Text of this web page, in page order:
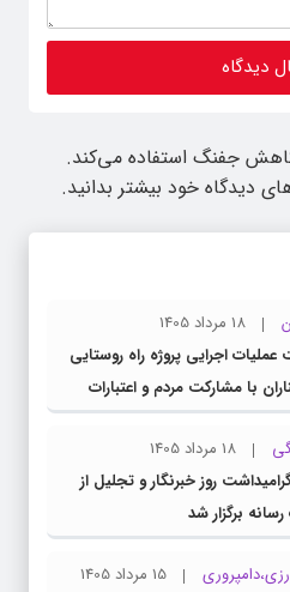
جفنگ استفاده می‌کند.
دیدگاه خود بیشتر بدانید.
18 مرداد 1405
اجرایی پروژه راه روستایی
با مشارکت مردم و اعتبارات
18 مرداد 1405
روز خبرنگار و تجلیل از
برگزار شد
15 مرداد 1405